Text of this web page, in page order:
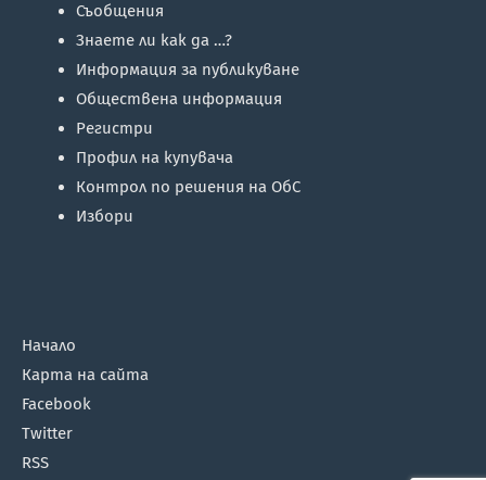
Съобщения
Знаете ли как да …?
Информация за публикуване
Обществена информация
Регистри
Профил на купувача
Контрол по решения на ОбС
Избори
Начало
Карта на сайта
Facebook
Twitter
RSS